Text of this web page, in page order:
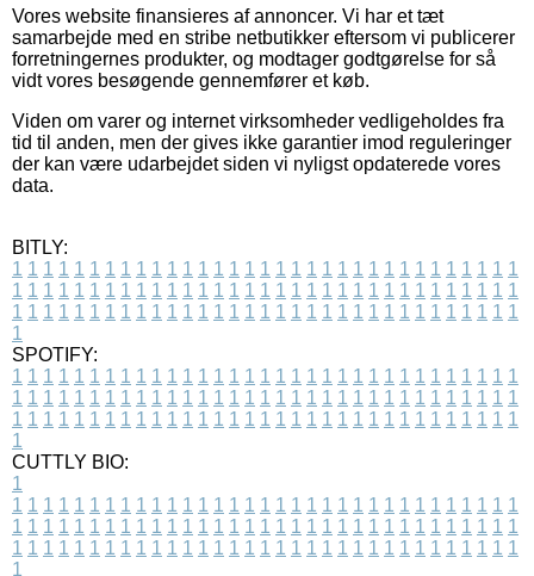
Vores website finansieres af annoncer. Vi har et tæt
samarbejde med en stribe netbutikker eftersom vi publicerer
forretningernes produkter, og modtager godtgørelse for så
vidt vores besøgende gennemfører et køb.
Viden om varer og internet virksomheder vedligeholdes fra
tid til anden, men der gives ikke garantier imod reguleringer
der kan være udarbejdet siden vi nyligst opdaterede vores
data.
BITLY:
1 1 1 1 1 1 1 1 1 1 1 1 1 1 1 1 1 1 1 1 1 1 1 1 1 1 1 1 1 1 1 1 1
1 1 1 1 1 1 1 1 1 1 1 1 1 1 1 1 1 1 1 1 1 1 1 1 1 1 1 1 1 1 1 1 1
1 1 1 1 1 1 1 1 1 1 1 1 1 1 1 1 1 1 1 1 1 1 1 1 1 1 1 1 1 1 1 1 1
1
SPOTIFY:
1 1 1 1 1 1 1 1 1 1 1 1 1 1 1 1 1 1 1 1 1 1 1 1 1 1 1 1 1 1 1 1 1
1 1 1 1 1 1 1 1 1 1 1 1 1 1 1 1 1 1 1 1 1 1 1 1 1 1 1 1 1 1 1 1 1
1 1 1 1 1 1 1 1 1 1 1 1 1 1 1 1 1 1 1 1 1 1 1 1 1 1 1 1 1 1 1 1 1
1
CUTTLY BIO:
1
1 1 1 1 1 1 1 1 1 1 1 1 1 1 1 1 1 1 1 1 1 1 1 1 1 1 1 1 1 1 1 1 1
1 1 1 1 1 1 1 1 1 1 1 1 1 1 1 1 1 1 1 1 1 1 1 1 1 1 1 1 1 1 1 1 1
1 1 1 1 1 1 1 1 1 1 1 1 1 1 1 1 1 1 1 1 1 1 1 1 1 1 1 1 1 1 1 1 1
1